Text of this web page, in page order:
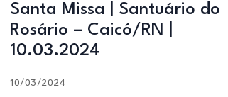
Santa Missa | Santuário do
Rosário – Caicó/RN |
10.03.2024
10/03/2024